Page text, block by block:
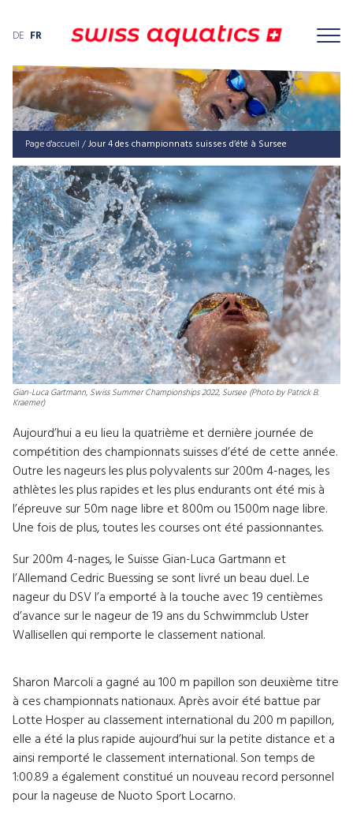
DE FR
Page d'accueil /Jour 4 des cham­pion­nats suis­ses d’é­té à Sursee
Gian-Luca Gartmann, Swiss Summer Championships 2022, Sursee (Photo by Patrick B.
Kraemer)
Aujourd’hui a eu lieu la quatrième et dernière journée de
compétition des championnats suisses d’été de cette année.
Outre les nageurs les plus polyvalents sur 200m 4-nages, les
athlètes les plus rapides et les plus endurants ont été mis à
l’épreuve sur 50m nage libre et 800m ou 1500m nage libre.
Une fois de plus, toutes les courses ont été passionnantes.
Sur 200m 4-nages, le Suisse Gian-Luca Gartmann et
l’Allemand Cedric Buessing se sont livré un beau duel. Le
nageur du DSV l’a emporté à la touche avec 19 centièmes
d’avance sur le nageur de 19 ans du Schwimmclub Uster
Wallisellen qui remporte le classement national.
Sharon Marcoli a gagné au 100 m papillon son deuxième titre
à ces championnats nationaux. Après avoir été battue par
Lotte Hosper au classement international du 200 m papillon,
elle a été la plus rapide aujourd’hui sur la petite distance et a
ainsi remporté le classement international. Son temps de
1:00.89 a également constitué un nouveau record personnel
pour la nageuse de Nuoto Sport Locarno.